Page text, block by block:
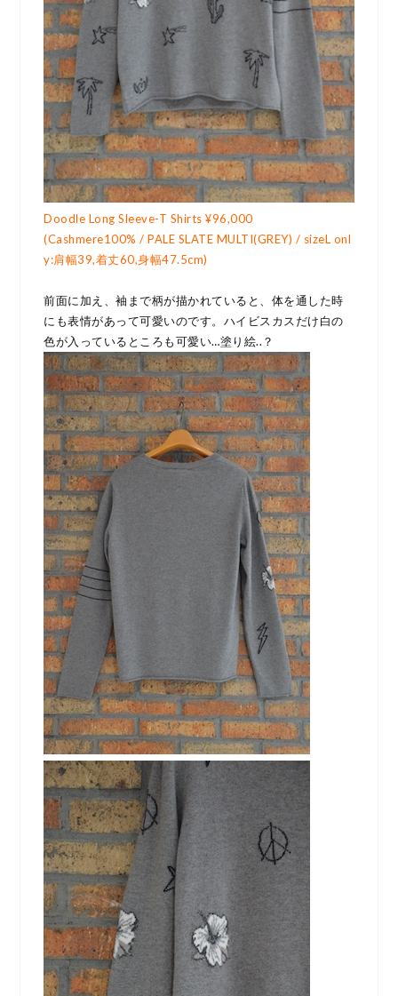
Doodle Long Sleeve-T Shirts ¥96,000
(Cashmere100% / PALE SLATE MULTI(GREY) / sizeL onl
y:肩幅39,着丈60,身幅47.5cm)
前面に加え、袖まで柄が描かれていると、体を通した時
にも表情があって可愛いのです。ハイビスカスだけ白の
色が入っているところも可愛い…塗り絵..？